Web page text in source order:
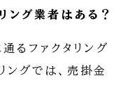
ング業者はある？
るファクタリング
ングでは、売掛金